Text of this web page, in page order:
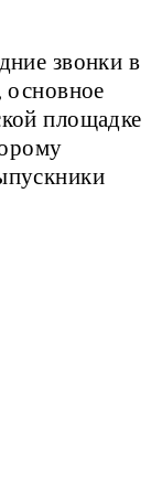
звонки в
основное
площадке